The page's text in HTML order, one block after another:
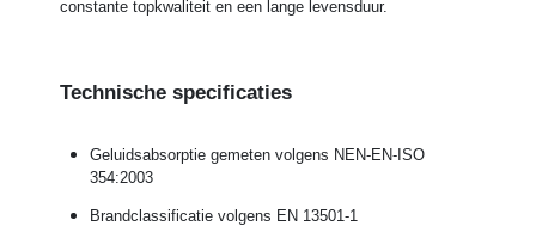
constante topkwaliteit en een lange levensduur.
Technische specificaties
Geluidsabsorptie gemeten volgens NEN-EN-ISO
354:2003
Brandclassificatie volgens EN 13501-1